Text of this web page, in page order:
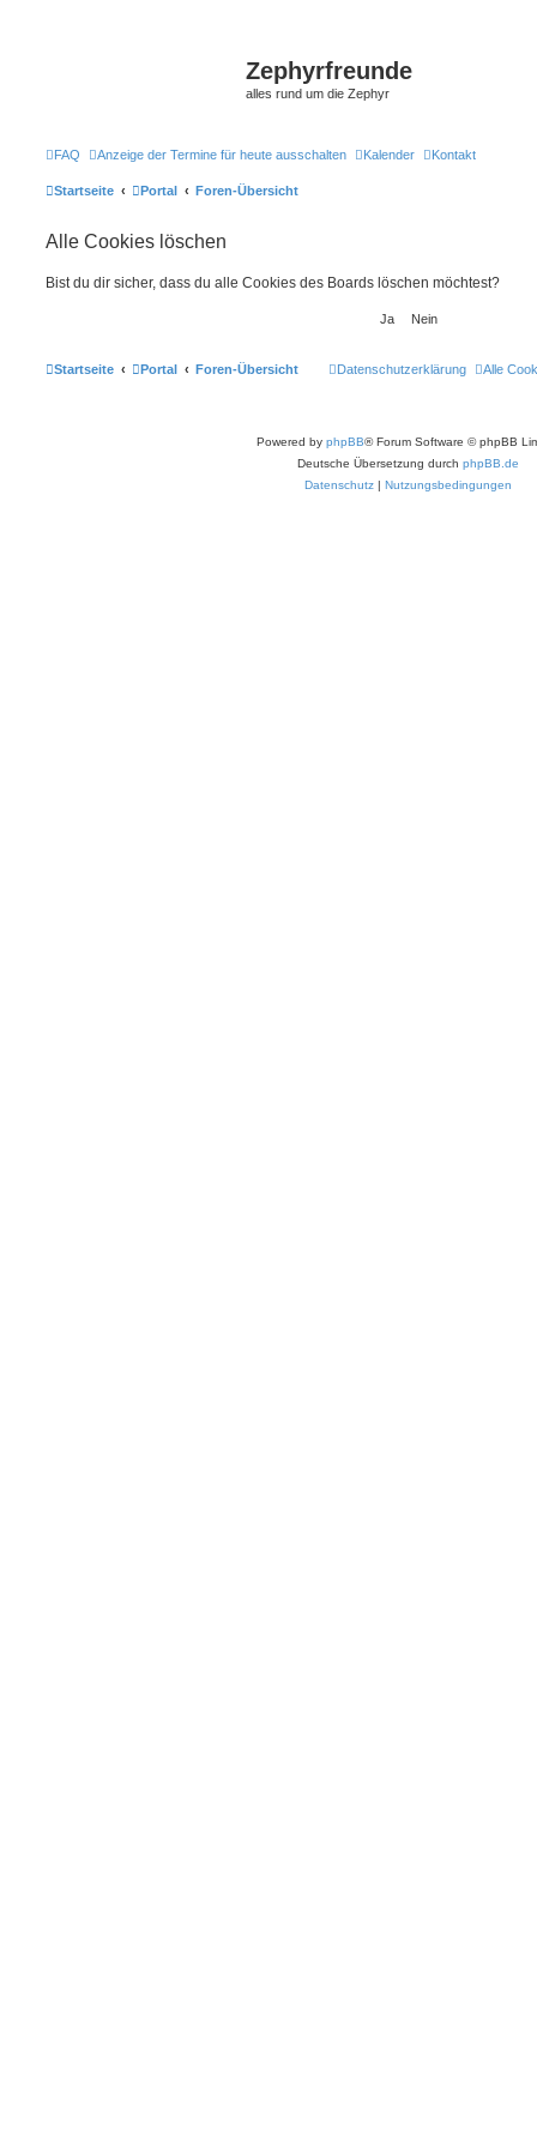
Zephyrfreunde
alles rund um die Zephyr
FAQ Anzeige der Termine für heute ausschalten Kalender Kontakt
Startseite Portal Foren-Übersicht
Alle Cookies löschen
Bist du dir sicher, dass du alle Cookies des Boards löschen möchtest?
Startseite Portal Foren-Übersicht Alle
Datenschutzerklärung
Powered by phpBB® Forum Software © phpBB
Deutsche Übersetzung durch phpBB.de
Datenschutz | Nutzungsbedingungen